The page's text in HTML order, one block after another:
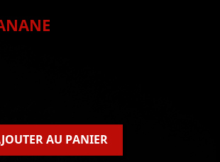
AU PANIER